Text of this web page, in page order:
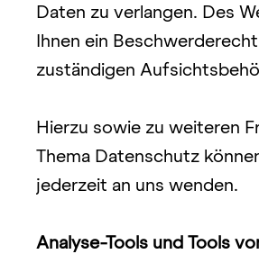
Daten zu verlangen. Des
Ihnen ein
zuständigen
Hierzu sowie zu weiteren
Thema Datenschutz
jederzeit an uns wenden.
Analyse-Tools und Tools